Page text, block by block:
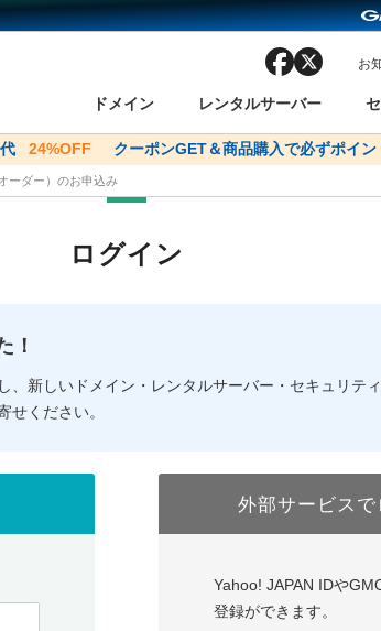
ドメイン
ドメイン一括検索
WHOIS検索
レンタルサーバー
断
バリュードメインAPI
facebook お
の方 おすすめ One レンタルサーバー
以下でもログ
の方 おすすめ One レンタルサーバー
以下でも登録
24%OFF クーポンGET＆商品購入で必ずポイン
V2ビジネス応援キャンペーン サーバー料金1年間
ーダー）のお申込み
ログイン
！
、新しいドメイン・レンタルサーバー・セキュリテ
せください。
外部サービスで
Yahoo! JAPAN IDや
登録ができます。